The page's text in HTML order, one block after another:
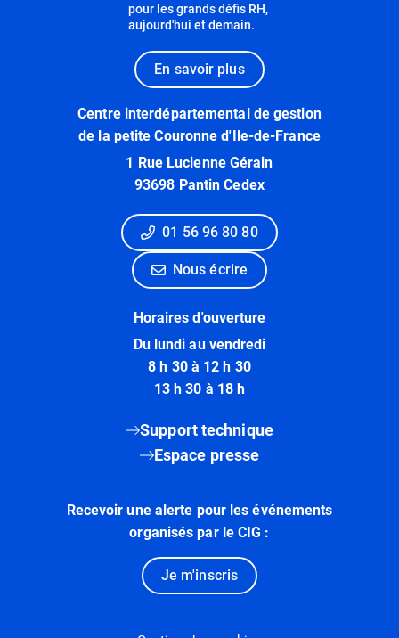
pour les grands défis RH,
aujourd'hui et demain.
En savoir plus
Centre interdépartemental de gestion
de la petite Couronne d'Ile-de-France
1 Rue Lucienne Gérain
93698 Pantin Cedex
01 56 96 80 80
Nous écrire
Horaires d'ouverture
Du lundi au vendredi
8 h 30 à 12 h 30
13 h 30 à 18 h
Support technique
Espace presse
Recevoir une alerte pour les événements
organisés par le CIG :
Je m'inscris